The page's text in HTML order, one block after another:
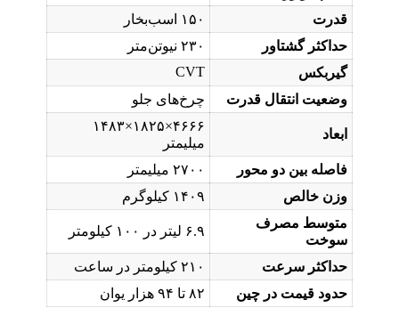
قدرت
۱۵۰ اسب‌بخار
حداکثر گشتاور
۲۳۰ نیوتن‌متر
گیربکس
CVT
وضعیت انتقال قدرت
چرخ‌‌‌های جلو
ابعاد
۴۶۶۶×۱۸۲۵×۱۴۸۳
میلیمتر
فاصله بین دو محور
۲۷۰۰ میلیمتر
وزن خالص
۱۴۰۹ کیلوگرم
متوسط مصرف
سوخت
۶.۹ لیتر در ۱۰۰ کیلومتر
حداکثر سرعت
۲۱۰ کیلومتر در ساعت
حدود قیمت در چین
۸۲ تا ۹۴ هزار یوان